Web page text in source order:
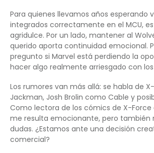
Para quienes llevamos años esperando
integrados correctamente en el MCU,
agridulce. Por un lado, mantener al
querido aporta continuidad emocional.
pregunto si Marvel está perdiendo la
hacer algo realmente arriesgado con
Los rumores van más allá: se habla de
Jackman, Josh Brolin como Cable y
Como lectora de los cómics de X-Force
me resulta emocionante, pero también
dudas. ¿Estamos ante una decisión
comercial?